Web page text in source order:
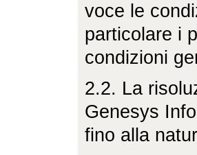
voce le
particolare i
condizioni
2.2. La
Genesys
fino alla